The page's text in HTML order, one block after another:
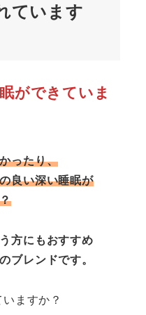
ています
ができていま
ったり、
良い深い睡眠が
方にもおすすめ
ブレンドです。